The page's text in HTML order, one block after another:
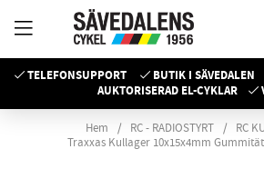
TELEFONSUPPORT BUTIK I SÄVEDALEN
AUKTORISERAD EL-CYKLAR
Hem RC - RADIOSTYRT
RC
Traxxas Kullager 10x15x4mm